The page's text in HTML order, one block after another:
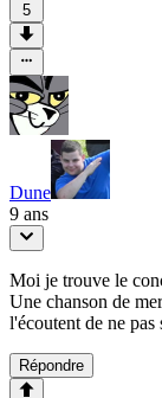
5
Dune
9 ans
Moi je trouve le
Une chanson de
l'écoutent de ne
Répondre